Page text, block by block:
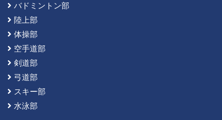
バドミントン部
陸上部
体操部
空手道部
剣道部
弓道部
スキー部
水泳部